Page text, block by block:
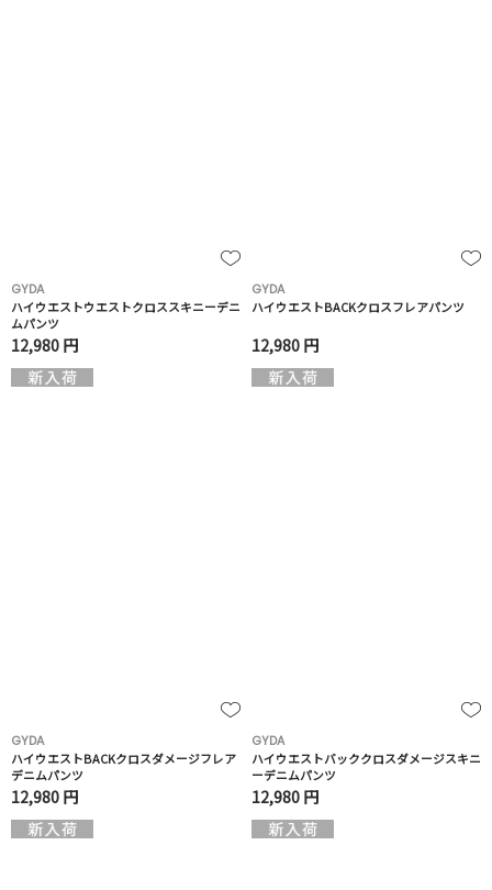
GYDA
ハイウエストウエストクロススキニーデニ
ムパンツ
12,980 円
GYDA
ハイウエストBACKクロスフレアパンツ
12,980 円
GYDA
ハイウエストBACKクロスダメージフレア
デニムパンツ
12,980 円
GYDA
ハイウエストバッククロスダメージスキニ
ーデニムパンツ
12,980 円